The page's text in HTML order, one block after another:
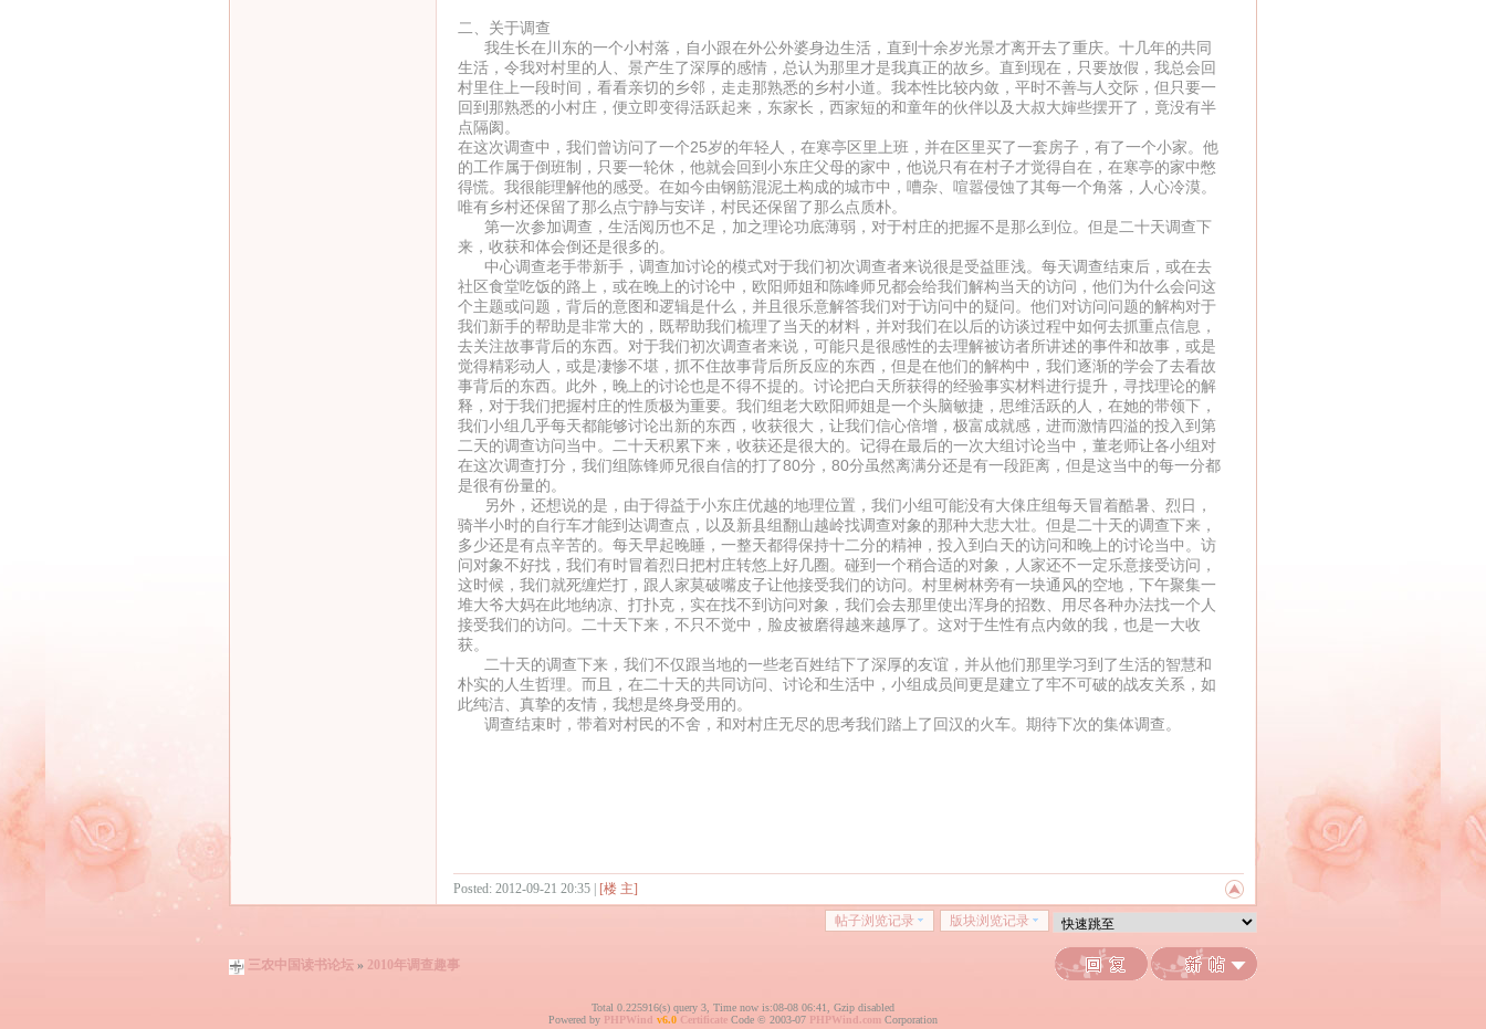
二、关于调查
我生长在川东的一个小村落，自小跟在外公外婆身边生活，直到十余岁光景才离开去了重庆。十几年的共同
生活，令我对村里的人、景产生了深厚的感情，总认为那里才是我真正的故乡。直到现在，只要放假，我总会回
村里住上一段时间，看看亲切的乡邻，走走那熟悉的乡村小道。我本性比较内敛，平时不善与人交际，但只要一
回到那熟悉的小村庄，便立即变得活跃起来，东家长，西家短的和童年的伙伴以及大叔大婶些摆开了，竟没有半
点隔阂。
在这次调查中，我们曾访问了一个25岁的年轻人，在寒亭区里上班，并在区里买了一套房子，有了一个小家。他
的工作属于倒班制，只要一轮休，他就会回到小东庄父母的家中，他说只有在村子才觉得自在，在寒亭的家中憋
得慌。我很能理解他的感受。在如今由钢筋混泥土构成的城市中，嘈杂、喧嚣侵蚀了其每一个角落，人心冷漠。
唯有乡村还保留了那么点宁静与安详，村民还保留了那么点质朴。
第一次参加调查，生活阅历也不足，加之理论功底薄弱，对于村庄的把握不是那么到位。但是二十天调查下
来，收获和体会倒还是很多的。
中心调查老手带新手，调查加讨论的模式对于我们初次调查者来说很是受益匪浅。每天调查结束后，或在去
社区食堂吃饭的路上，或在晚上的讨论中，欧阳师姐和陈峰师兄都会给我们解构当天的访问，他们为什么会问这
个主题或问题，背后的意图和逻辑是什么，并且很乐意解答我们对于访问中的疑问。他们对访问问题的解构对于
我们新手的帮助是非常大的，既帮助我们梳理了当天的材料，并对我们在以后的访谈过程中如何去抓重点信息，
去关注故事背后的东西。对于我们初次调查者来说，可能只是很感性的去理解被访者所讲述的事件和故事，或是
觉得精彩动人，或是凄惨不堪，抓不住故事背后所反应的东西，但是在他们的解构中，我们逐渐的学会了去看故
事背后的东西。此外，晚上的讨论也是不得不提的。讨论把白天所获得的经验事实材料进行提升，寻找理论的解
释，对于我们把握村庄的性质极为重要。我们组老大欧阳师姐是一个头脑敏捷，思维活跃的人，在她的带领下，
我们小组几乎每天都能够讨论出新的东西，收获很大，让我们信心倍增，极富成就感，进而激情四溢的投入到第
二天的调查访问当中。二十天积累下来，收获还是很大的。记得在最后的一次大组讨论当中，董老师让各小组对
在这次调查打分，我们组陈锋师兄很自信的打了80分，80分虽然离满分还是有一段距离，但是这当中的每一分都
是很有份量的。
另外，还想说的是，由于得益于小东庄优越的地理位置，我们小组可能没有大俫庄组每天冒着酷暑、烈日，
骑半小时的自行车才能到达调查点，以及新县组翻山越岭找调查对象的那种大悲大壮。但是二十天的调查下来，
多少还是有点辛苦的。每天早起晚睡，一整天都得保持十二分的精神，投入到白天的访问和晚上的讨论当中。访
问对象不好找，我们有时冒着烈日把村庄转悠上好几圈。碰到一个稍合适的对象，人家还不一定乐意接受访问，
这时候，我们就死缠烂打，跟人家莫破嘴皮子让他接受我们的访问。村里树林旁有一块通风的空地，下午聚集一
堆大爷大妈在此地纳凉、打扑克，实在找不到访问对象，我们会去那里使出浑身的招数、用尽各种办法找一个人
接受我们的访问。二十天下来，不只不觉中，脸皮被磨得越来越厚了。这对于生性有点内敛的我，也是一大收
获。
二十天的调查下来，我们不仅跟当地的一些老百姓结下了深厚的友谊，并从他们那里学习到了生活的智慧和
朴实的人生哲理。而且，在二十天的共同访问、讨论和生活中，小组成员间更是建立了牢不可破的战友关系，如
此纯洁、真挚的友情，我想是终身受用的。
调查结束时，带着对村民的不舍，和对村庄无尽的思考我们踏上了回汉的火车。期待下次的集体调查。
Posted: 2012-09-21 20:35 | [楼 主]
帖子浏览记录 版块浏览记录
三农中国读书论坛 » 2010年调查趣事
Total 0.225916(s) query 3, Time now is:08-08 06:41, Gzip disabled
Powered by PHPWind v6.0 Certificate Code © 2003-07 PHPWind.com Corporation